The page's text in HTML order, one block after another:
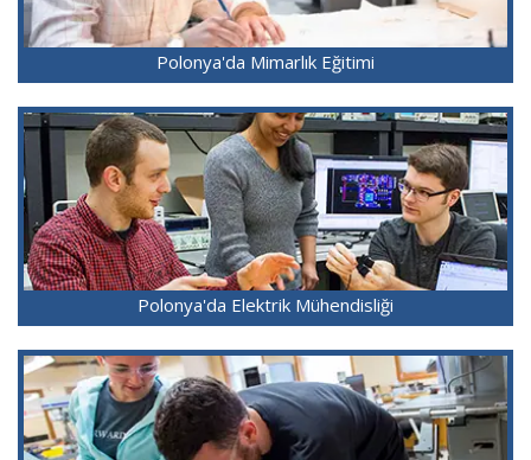
Polonya'da Mimarlık Eğitimi
Polonya'da Elektrik Mühendisliği